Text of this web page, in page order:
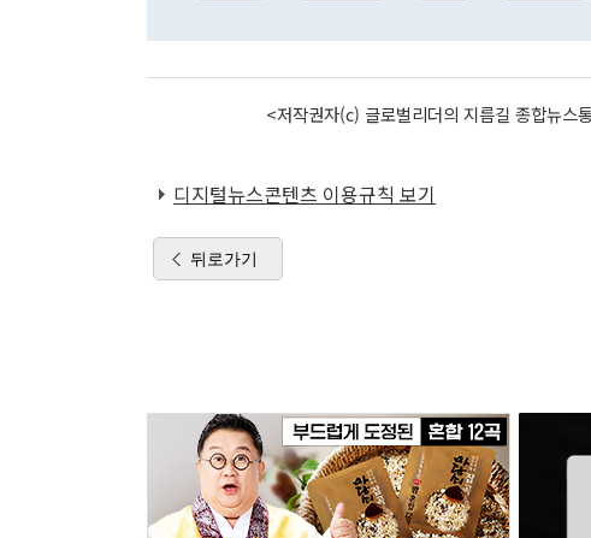
<저작권자(c) 글로벌리더의 지름길 종합뉴
디지털뉴스콘텐츠 이용규칙 보기
뒤로가기